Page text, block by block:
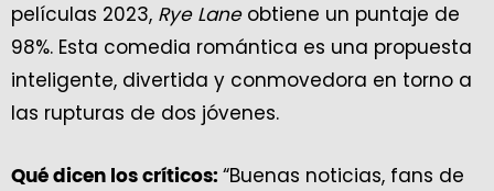
películas 2023, Rye Laneobtiene un puntaje de
98%. Esta comedia romántica es una propuesta
inteligente, divertida y conmovedora en torno a
las rupturas de dos jóvenes.
Qué dicen los críticos: “Buenas noticias, fans de